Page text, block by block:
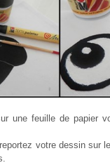
une feuille de papier
votre dessin sur